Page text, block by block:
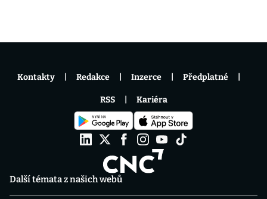
Další témata z našich webů
Kontakty Redakce Inzerce Předplatné
RSS Kariéra